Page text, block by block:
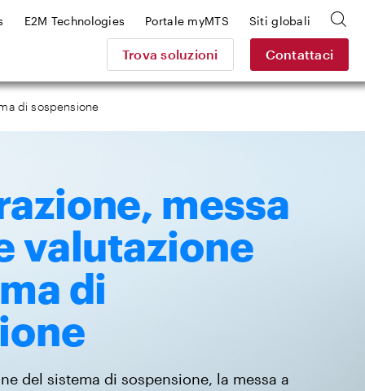
Trova soluzioni Contattaci
E2M Technologies Portale myMTS Siti globali
di sospensione
messa
valutazione
di
del sistema di sospensione, la messa a